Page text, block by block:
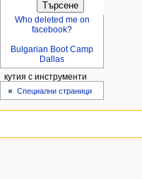
Who deleted me on
facebook?
Bulgarian Boot Camp
Dallas
кутия с инструменти
Специални страници